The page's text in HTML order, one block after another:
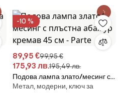
-10 %
89,95 €99,95 €
175,93 лв.195,49 лв.
Подова лампа злато/месинг с
плъстна абажур кремав 45 см -
Метал, модерни, ключ за